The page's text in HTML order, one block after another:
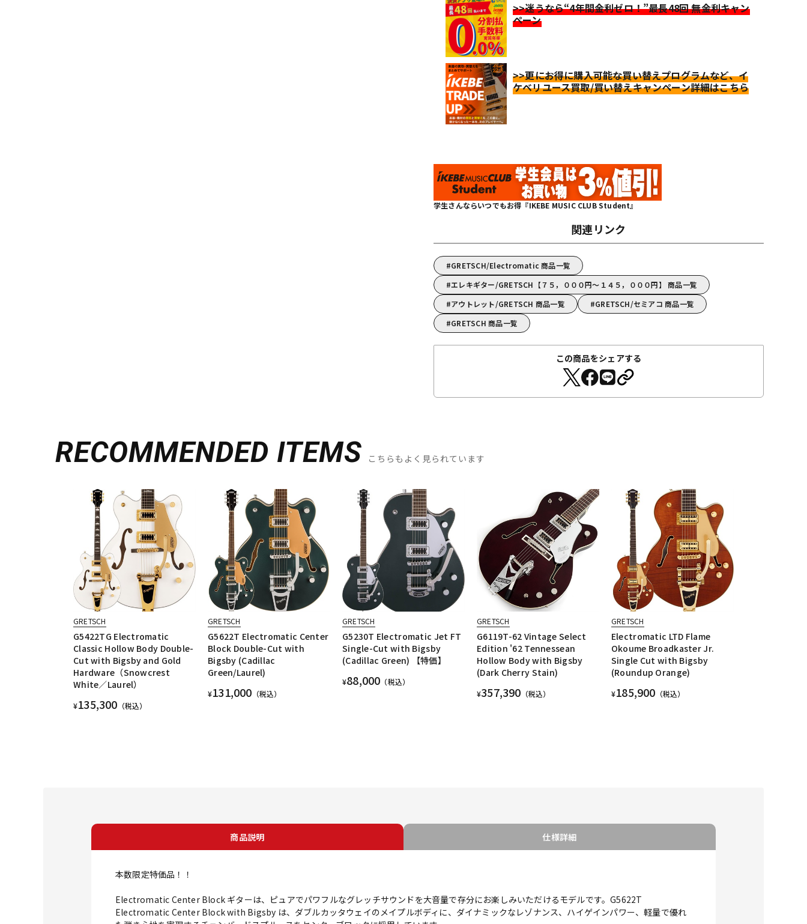
>>迷うなら“4年間金利ゼロ！”最長48回 無金利キャン
ペーン
>>更にお得に購入可能な買い替えプログラムなど、イ
ケベリユース買取/買い替えキャンペーン詳細はこちら
学生さんならいつでもお得『IKEBE MUSIC CLUB Student』
関連リンク
GRETSCH/Electromatic 商品一覧
エレキギター/GRETSCH【７５，０００円～１４５，０００円】 商品一覧
アウトレット/GRETSCH 商品一覧
GRETSCH/セミアコ 商品一覧
GRETSCH 商品一覧
この商品をシェアする
RECOMMENDED ITEMS こちらもよく見られています
GRETSCH
G5422TG Electromatic
Classic Hollow Body Double-
Cut with Bigsby and Gold
Hardware（Snowcrest
White／Laurel）
¥135,300 （税込）
GRETSCH
G5622T Electromatic Center
Block Double-Cut with
Bigsby (Cadillac
Green/Laurel)
¥131,000 （税込）
GRETSCH
G5230T Electromatic Jet FT
Single-Cut with Bigsby
(Cadillac Green) 【特価】
¥88,000 （税込）
GRETSCH
G6119T-62 Vintage Select
Edition '62 Tennessean
Hollow Body with Bigsby
(Dark Cherry Stain)
¥357,390 （税込）
GRETSCH
Electromatic LTD Flame
Okoume Broadkaster Jr.
Single Cut with Bigsby
(Roundup Orange)
¥185,900 （税込）
商品説明 仕様詳細
本数限定特価品！！
Electromatic Center Block ギターは、ピュアでパワフルなグレッチサウンドを大音量で存分にお楽しみいただけるモデルです。G5622T
Electromatic Center Block with Bigsby は、ダブルカッタウェイのメイプルボディに、ダイナミックなレゾナンス、ハイゲインパワー、軽量で優れ